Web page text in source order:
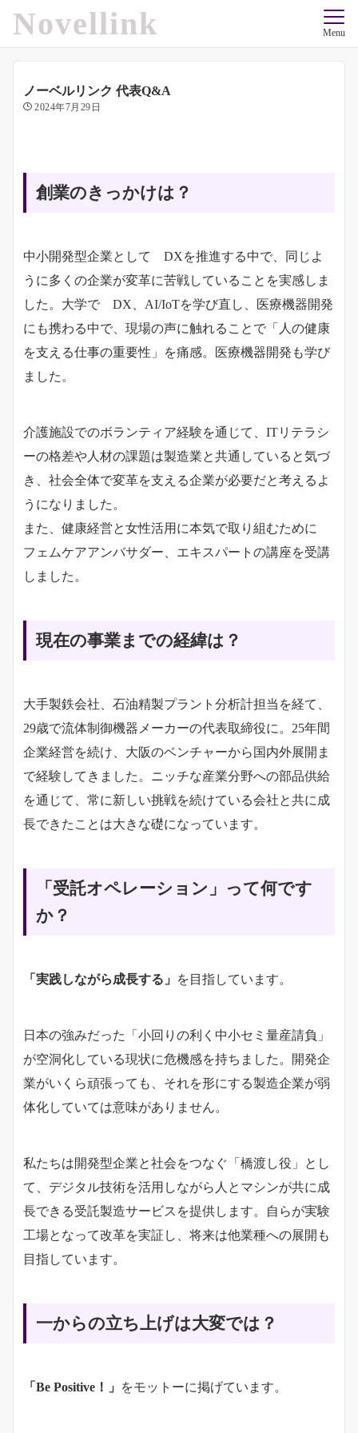
Novellink Menu
ノーベルリンク 代表Q&A
2024年7月29日
創業のきっかけは？
中小開発型企業として DXを推進する中で、同じよ
うに多くの企業が変革に苦戦していることを実感しま
した。大学で DX、AI/IoTを学び直し、医療機器開発
にも携わる中で、現場の声に触れることで「人の健康
を支える仕事の重要性」を痛感。医療機器開発も学び
ました。
介護施設でのボランティア経験を通じて、ITリテラシ
ーの格差や人材の課題は製造業と共通していると気づ
き、社会全体で変革を支える企業が必要だと考えるよ
うになりました。
また、健康経営と女性活用に本気で取り組むために
フェムケアアンバサダー、エキスパートの講座を受講
しました。
現在の事業までの経緯は？
大手製鉄会社、石油精製プラント分析計担当を経て、
29歳で流体制御機器メーカーの代表取締役に。25年間
企業経営を続け、大阪のベンチャーから国内外展開ま
で経験してきました。ニッチな産業分野への部品供給
を通じて、常に新しい挑戦を続けている会社と共に成
長できたことは大きな礎になっています。
「受託オペレーション」って何です
か？
「実践しながら成長する」 を目指しています。
日本の強みだった「小回りの利く中小セミ量産請負」
が空洞化している現状に危機感を持ちました。開発企
業がいくら頑張っても、それを形にする製造企業が弱
体化していては意味がありません。
私たちは開発型企業と社会をつなぐ「橋渡し役」とし
て、デジタル技術を活用しながら人とマシンが共に成
長できる受託製造サービスを提供します。自らが実験
工場となって改革を実証し、将来は他業種への展開も
目指しています。
一からの立ち上げは大変では？
「Be Positive！」 をモットーに掲げています。